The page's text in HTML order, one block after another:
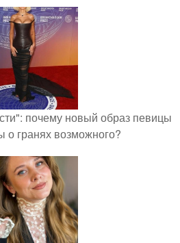
почему новый образ певицы
о гранях возможного?